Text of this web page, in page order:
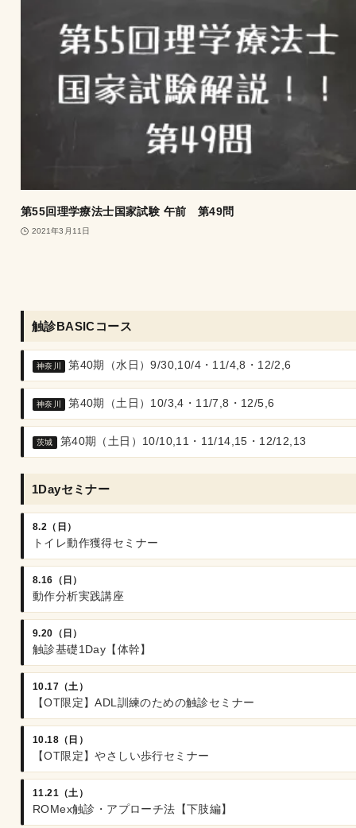
第55回理学療法士国家試験 午前 第49問
2021年3月11日
触診BASICコース
神奈川 第40期（水日）9/30,10/4・11/4,8・12/2,6
神奈川 第40期（土日）10/3,4・11/7,8・12/5,6
茨城 第40期（土日）10/10,11・11/14,15・12/12,13
1Dayセミナー
8.2（日）
トイレ動作獲得セミナー
8.16（日）
動作分析実践講座
9.20（日）
触診基礎1Day【体幹】
10.17（土）
【OT限定】ADL訓練のための触診セミナー
10.18（日）
【OT限定】やさしい歩行セミナー
11.21（土）
ROMex触診・アプローチ法【下肢編】